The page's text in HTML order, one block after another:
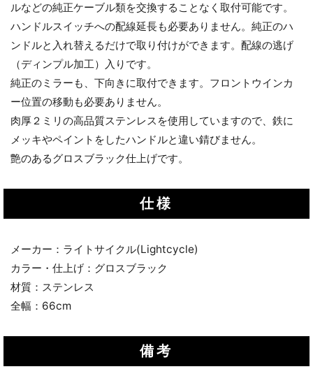
ルなどの純正ケーブル類を交換することなく取付可能です。
ハンドルスイッチへの配線延長も必要ありません。純正のハ
ンドルと入れ替えるだけで取り付けができます。配線の逃げ
（ディンプル加工）入りです。
純正のミラーも、下向きに取付できます。フロントウインカ
ー位置の移動も必要ありません。
肉厚２ミリの高品質ステンレスを使用していますので、鉄に
メッキやペイントをしたハンドルと違い錆びません。
艶のあるグロスブラック仕上げです。
仕様
メーカー：ライトサイクル(Lightcycle)
カラー・仕上げ：グロスブラック
材質：ステンレス
全幅：66cm
備考